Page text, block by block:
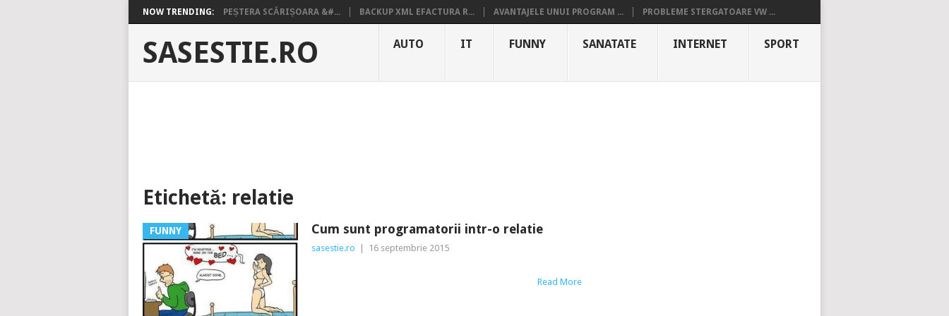
NOW TRENDING: PEȘTERA SCĂRIȘOARA &#... BACKUP XML EFACTURA R... AVANTAJELE UNUI PROGRAM ... PROBLEME STERGATOARE VW ...
SASESTIE.RO AUTO IT FUNNY SANATATE INTERNET SPORT
Etichetă: relatie
FUNNY Cum sunt programatorii intr-o relatie
sasestie.ro 16 septembrie 2015
Read More